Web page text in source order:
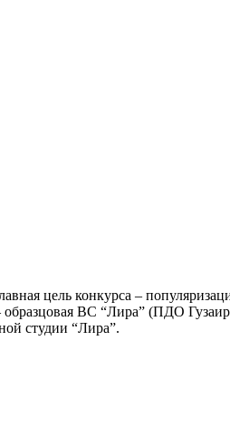
цель конкурса –
образцовая ВС “Лира” (ПДО
студии “Лира”.